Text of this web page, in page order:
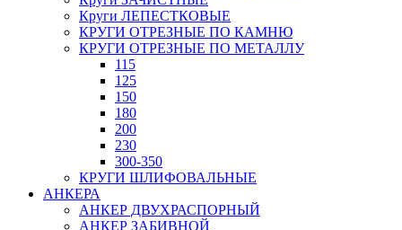
Круги ЛЕПЕСТКОВЫЕ
КРУГИ ОТРЕЗНЫЕ ПО КАМНЮ
КРУГИ ОТРЕЗНЫЕ ПО МЕТАЛЛУ
115
125
150
180
200
230
300-350
КРУГИ ШЛИФОВАЛЬНЫЕ
АНКЕРА
АНКЕР ДВУХРАСПОРНЫЙ
АНКЕР ЗАБИВНОЙ